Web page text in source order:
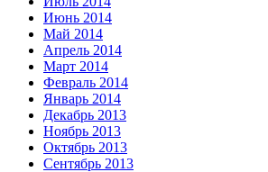
Июнь 2014
Май 2014
Апрель 2014
Март 2014
Февраль 2014
Январь 2014
Декабрь 2013
Ноябрь 2013
Октябрь 2013
Сентябрь 2013